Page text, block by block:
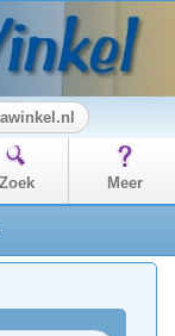
Zoek Meer